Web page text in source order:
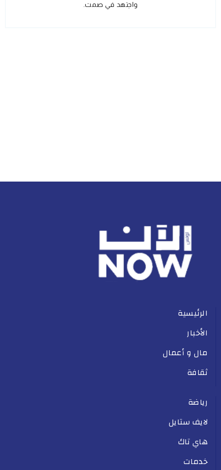
واجتهد في صمت.
الرئيسية
الأخبار
مال و أعمال
ثقافة
رياضة
لايف ستايل
هاي تاك
خدمات